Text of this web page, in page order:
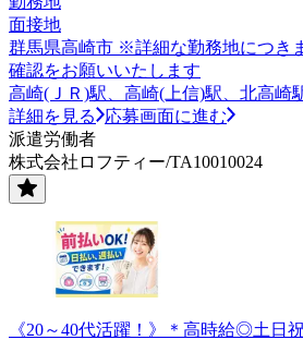
面接地
群馬県高崎市 ※詳細な勤務地につき
確認をお願いいたします
高崎(ＪＲ)駅、高崎(上信)駅、北高崎
詳細を見る
応募画面に進む
派遣労働者
株式会社ロフティー/TA10010024
《20～40代活躍！》＊高時給◎土日